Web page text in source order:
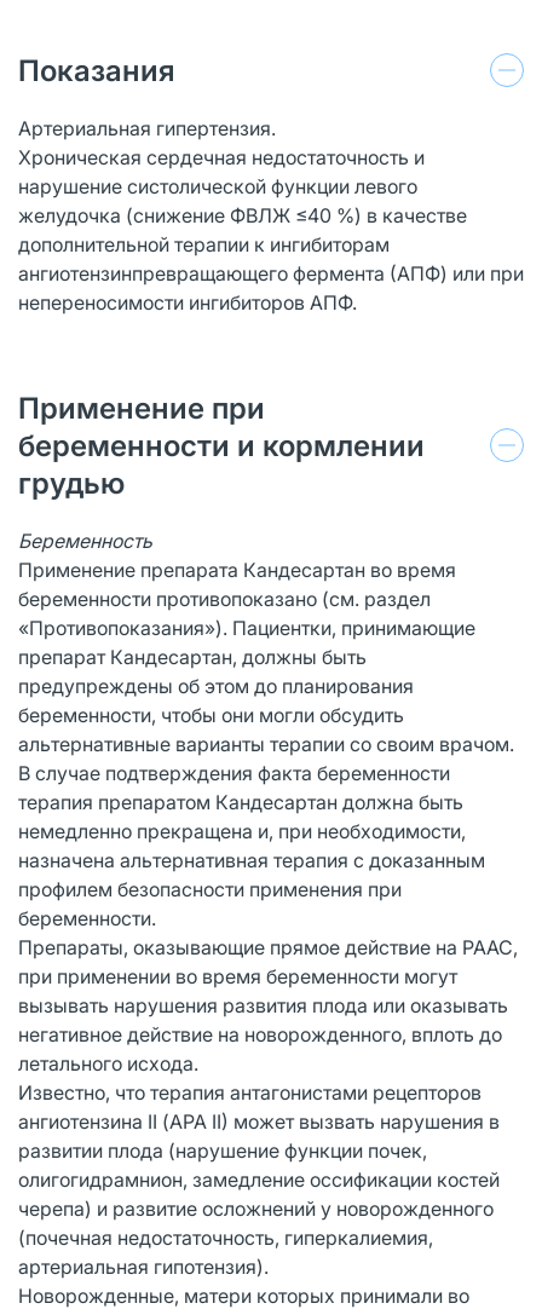
Показания
Артериальная гипертензия.
Хроническая сердечная недостаточность и
нарушение систолической функции левого
желудочка (снижение ФВЛЖ ≤40 %) в качестве
дополнительной терапии к ингибиторам
ангиотензинпревращающего фермента (АПФ) или при
непереносимости ингибиторов АПФ.
Применение при
беременности и кормлении
грудью
Беременность
Применение препарата Кандесартан во время
беременности противопоказано (см. раздел
«Противопоказания»). Пациентки, принимающие
препарат Кандесартан, должны быть
предупреждены об этом до планирования
беременности, чтобы они могли обсудить
альтернативные варианты терапии со своим врачом.
В случае подтверждения факта беременности
терапия препаратом Кандесартан должна быть
немедленно прекращена и, при необходимости,
назначена альтернативная терапия с доказанным
профилем безопасности применения при
беременности.
Препараты, оказывающие прямое действие на РААС,
при применении во время беременности могут
вызывать нарушения развития плода или оказывать
негативное действие на новорожденного, вплоть до
летального исхода.
Известно, что терапия антагонистами рецепторов
ангиотензина II (АРА II) может вызвать нарушения в
развитии плода (нарушение функции почек,
олигогидрамнион, замедление оссификации костей
черепа) и развитие осложнений у новорожденного
(почечная недостаточность, гиперкалиемия,
артериальная гипотензия).
Новорожденные, матери которых принимали во